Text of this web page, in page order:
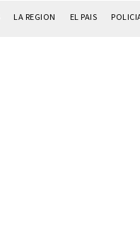
LA REGION EL PAIS